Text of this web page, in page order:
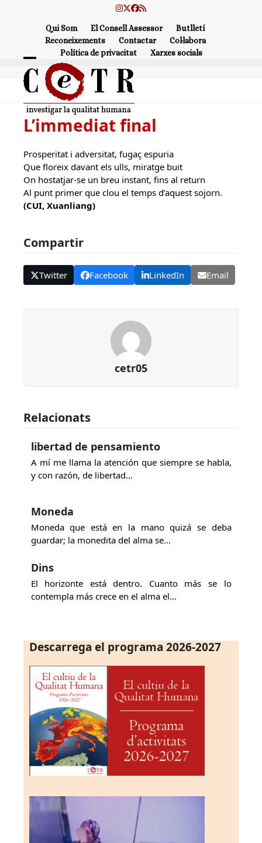
Instagram
Twitter
Facebook
RSS
Qui Som El Consell Assessor
Butlletí
Reconeixements
Contactar
Col·labora
Política de privacitat
Xarxes socials
Open
mobile
menu
Close
mobile
menu
L’immediat final
Prosperitat i adversitat, fugaç espuria
Que floreix davant els ulls, miratge buit
On hostatjar-se un breu instant, fins al return
Al punt primer que clou el temps d’aquest sojorn.
(CUI, Xuanliang)
Compartir
Twitter Facebook LinkedIn Email
cetr05
Relacionats
libertad de pensamiento
A mí me llama la atención que siempre se habla,
y con razón, de libertad…
Moneda
Moneda que está en la mano quizá se deba
guardar; la monedita del alma se…
Dins
El horizonte está dentro. Cuanto más se lo
contempla más crece en el alma el…
Descarrega el programa 2026-2027